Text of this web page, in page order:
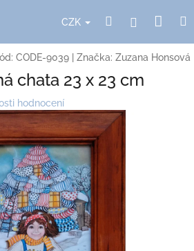
CZK HledatPřihlášení
CODE-9039 Značka: Zuzana Honsová
chata 23 x 23 cm
hodnocení